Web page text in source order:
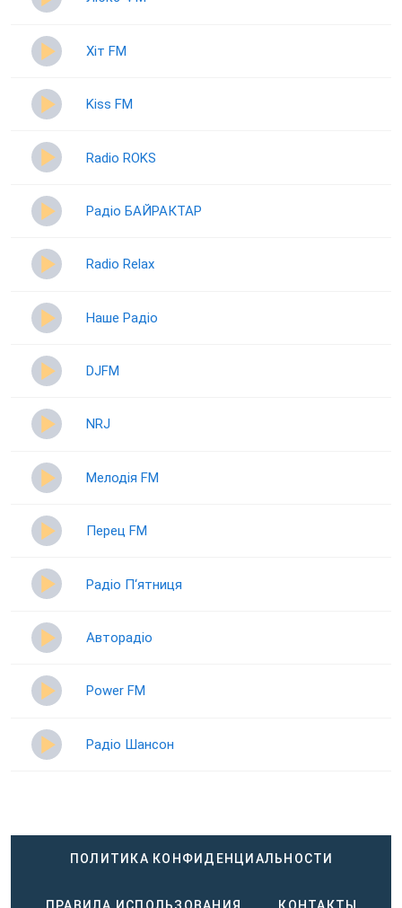
Хіт FM
Kiss FM
Radio ROKS
Радіо БАЙРАКТАР
Radio Relax
Наше Радіо
DJFM
NRJ
Мелодія FM
Перец FM
Радіо П‘ятниця
Авторадіо
Power FM
Радіо Шансон
ПОЛИТИКА КОНФИДЕНЦИАЛЬНОСТИ